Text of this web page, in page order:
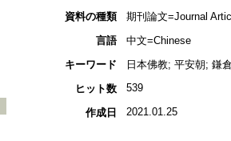
資料の種類
期刊論文=Journal
言語
中文=Chinese
キーワード
日本佛教; 平安朝; 鎌
ヒット数
539
作成日 2021.01.25